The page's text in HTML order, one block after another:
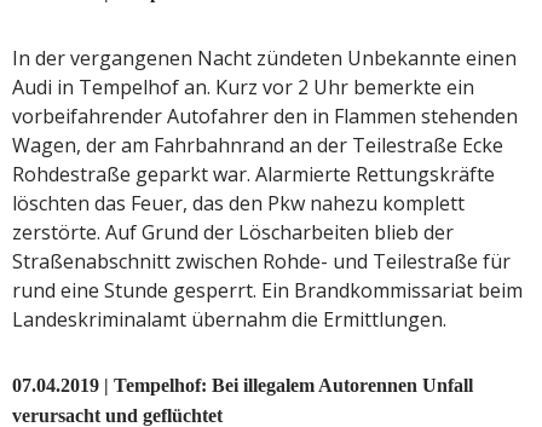
In der vergangenen Nacht zündeten Unbekannte einen
Audi in Tempelhof an. Kurz vor 2 Uhr bemerkte ein
vorbeifahrender Autofahrer den in Flammen stehenden
Wagen, der am Fahrbahnrand an der Teilestraße Ecke
Rohdestraße geparkt war. Alarmierte Rettungskräfte
löschten das Feuer, das den Pkw nahezu komplett
zerstörte. Auf Grund der Löscharbeiten blieb der
Straßenabschnitt zwischen Rohde- und Teilestraße für
rund eine Stunde gesperrt. Ein Brandkommissariat beim
Landeskriminalamt übernahm die Ermittlungen.
07.04.2019 | Tempelhof: Bei illegalem Autorennen Unfall
verursacht und geflüchtet